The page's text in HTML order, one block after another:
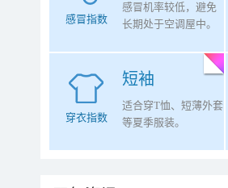
感冒指数
感冒机率较低，避免
长期处于空调屋中。
短袖
穿衣指数
适合穿T恤、短薄外套
等夏季服装。